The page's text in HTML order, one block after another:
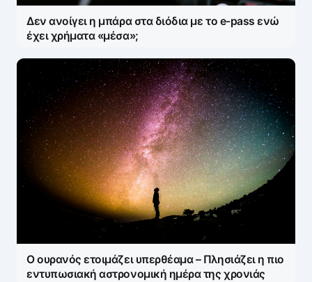
Δεν ανοίγει η μπάρα στα διόδια με το e-pass ενώ
έχει χρήματα «μέσα»;
Ο ουρανός ετοιμάζει υπερθέαμα – Πλησιάζει η πιο
εντυπωσιακή αστρονομική ημέρα της χρονιάς